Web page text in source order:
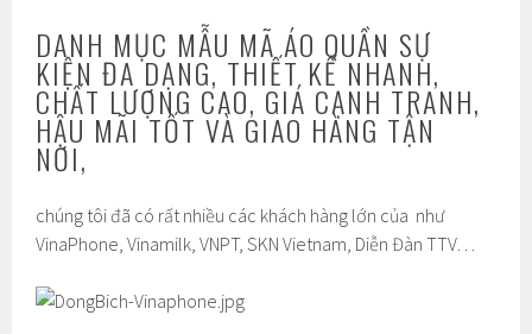
DANH MỤC MẪU MÃ ÁO QUẦN SỰ
KIỆN ĐA DẠNG, THIẾT KẾ NHANH,
CHẤT LƯỢNG CAO, GIÁ CẠNH TRANH,
HẬU MÃI TỐT VÀ GIAO HÀNG TẬN
NƠI,
chúng tôi đã có rất nhiều các khách hàng lớn của như
VinaPhone, Vinamilk, VNPT, SKN Vietnam, Diễn Đàn TTV…